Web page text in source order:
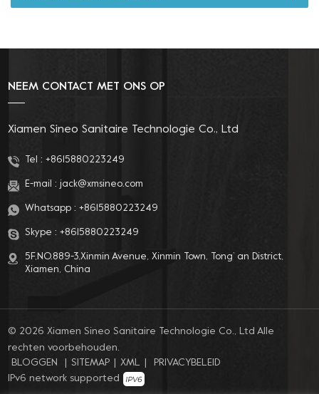
NEEM CONTACT MET ONS OP
Xiamen Sineo Sanitaire Technologie Co., Ltd
Tel : +8615880223249
E-mail : jack@xmsineo.com
Whatsapp : +8615880223249
Skype : +8615880223249
5F,NO.889-3,Xinmin Avenue, Xinmin Town, Tong’ an District,
Xiamen, China
© 2026 Xiamen Sineo Sanitaire Technologie Co., Ltd Alle
rechten voorbehouden.
BLOGGEN
SITEMAP XML
PRIVACYBELEID
IPv6 network supported